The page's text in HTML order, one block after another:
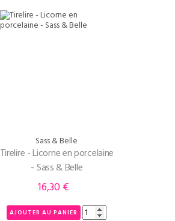
Sass & Belle
Tirelire - Licorne en porcelaine
- Sass & Belle
Prix
16,30 €
AJOUTER AU PANIER